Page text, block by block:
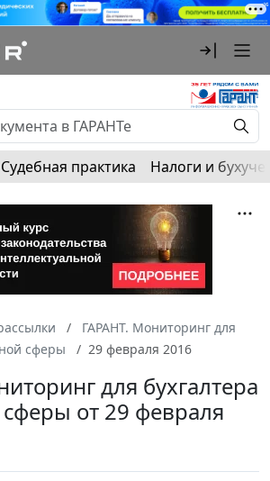
Судебная практика Налоги и
ГАРАНТ. Мониторинг для
сферы
29 февраля 2016
для бухгалтера
от 29 февраля